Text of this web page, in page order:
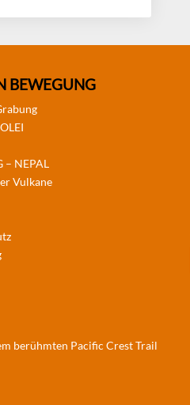
BEWEGUNG
– NEPAL
Vulkane
berühmten Pacific Crest Trail